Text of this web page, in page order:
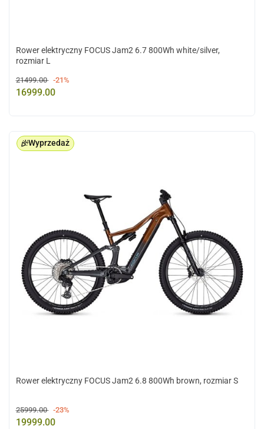
Rower elektryczny FOCUS Jam2 6.7 800Wh white/silver,
rozmiar L
21499.00 -21%
16999.00
Wyprzedaż
Rower elektryczny FOCUS Jam2 6.8 800Wh brown, rozmiar S
25999.00 -23%
19999.00